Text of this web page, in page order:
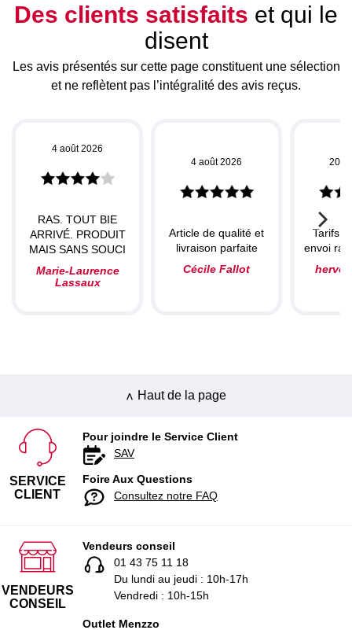
Des clients satisfaits et qui le
disent
Les avis présentés sur cette page constituent une sélection
et ne reflètent pas l’intégralité des avis reçus.
4 août 2026
RAS. TOUT BIE
ARRIVÉ. PRODUIT
MAIS SANS SOUCI
Marie-Laurence
Lassaux
4 août 2026
Article de qualité et
livraison parfaite
Cécile Fallot
20
Tarifs
envoi
herve
Haut de la page
SERVICE
CLIENT
Pour joindre le Service Client
SAV
Foire Aux Questions
Consultez notre FAQ
VENDEURS
CONSEIL
Vendeurs conseil
01 43 75 11 18
Du lundi au jeudi : 10h-17h
Vendredi : 10h-15h
Outlet Menzzo